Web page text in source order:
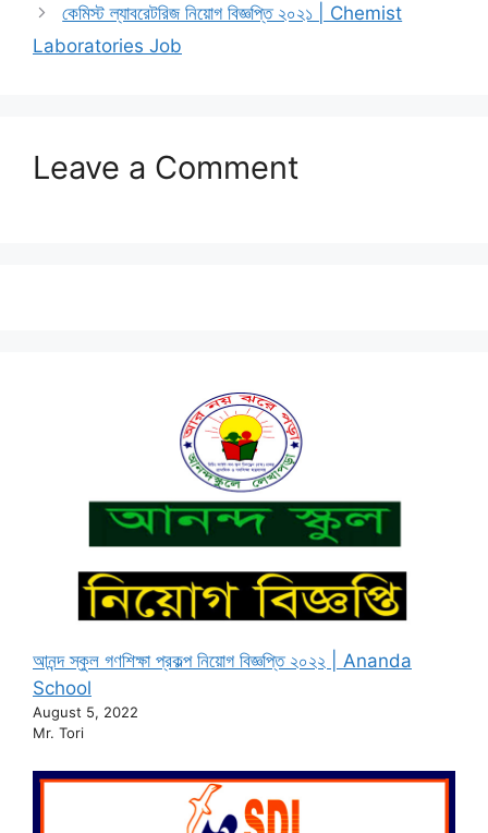
কেমিস্ট ল্যাবরেটরিজ নিয়োগ বিজ্ঞপ্তি ২০২১ | Chemist
Laboratories Job
Leave a Comment
আনন্দ স্কুল গণশিক্ষা প্রকল্প নিয়োগ বিজ্ঞপ্তি ২০২২ | Ananda
School
August 5, 2022
Mr. Tori